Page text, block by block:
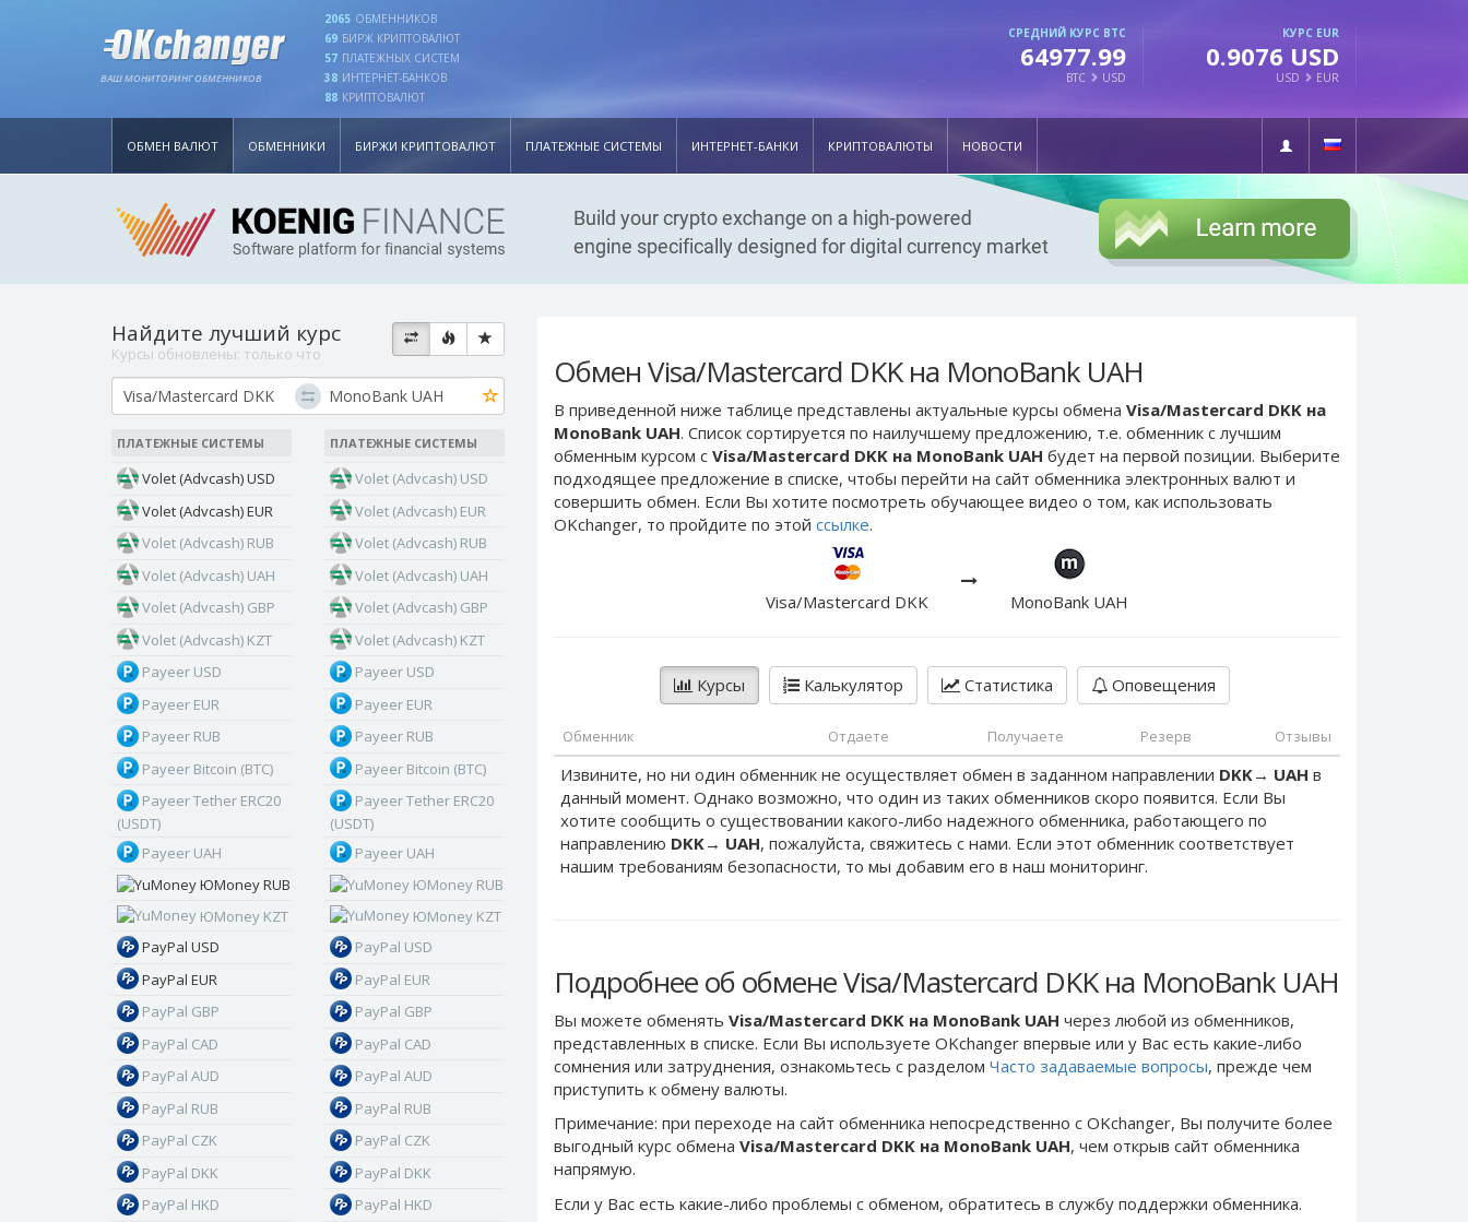
ВАШ МОНИТОРИНГ ОБМЕННИКОВ
2065 ОБМЕННИКОВ
69 БИРЖ КРИПТОВАЛЮТ
57 ПЛАТЕЖНЫХ СИСТЕМ
38 ИНТЕРНЕТ-БАНКОВ
88 КРИПТОВАЛЮТ
СРЕДНИЙ КУРС BTC
64977.99
BTC USD
КУРС EUR
0.9076 USD
USD EUR
ОБМЕН ВАЛЮТ ОБМЕННИКИ БИРЖИ КРИПТОВАЛЮТ ПЛАТЕЖНЫЕ СИСТЕМЫ ИНТЕРНЕТ-БАНКИ КРИПТОВАЛЮТЫ НОВОСТИ
Обмен Visa/Mastercard DKK на MonoBank UAH
В приведенной ниже таблице представлены актуальные курсы обмена Visa/Mastercard DKK на
MonoBank UAH. Список сортируется по наилучшему предложению, т.е. обменник с лучшим
обменным курсом с Visa/Mastercard DKK на MonoBank UAH будет на первой позиции. Выберите
подходящее предложение в списке, чтобы перейти на сайт обменника электронных валют и
совершить обмен. Если Вы хотите посмотреть обучающее видео о том, как использовать
OKchanger, то пройдите по этой ссылке.
Visa/Mastercard DKK MonoBank UAH
Курсы Калькулятор Статистика Оповещения
Обменник Отдаете Получаете Резерв Отзывы
Извините, но ни один обменник не осуществляет обмен в заданном направлении DKK→ UAH в
данный момент. Однако возможно, что один из таких обменников скоро появится. Если Вы
хотите сообщить о существовании какого-либо надежного обменника, работающего по
направлению DKK→ UAH, пожалуйста, свяжитесь с нами. Если этот обменник соответствует
нашим требованиям безопасности, то мы добавим его в наш мониторинг.
Подробнее об обмене Visa/Mastercard DKK на MonoBank UAH
Вы можете обменять Visa/Mastercard DKK на MonoBank UAH через любой из обменников,
представленных в списке. Если Вы используете OKchanger впервые или у Вас есть какие-либо
сомнения или затруднения, ознакомьтесь с разделом Часто задаваемые вопросы, прежде чем
приступить к обмену валюты.
Примечание: при переходе на сайт обменника непосредственно c OKchanger, Вы получите более
выгодный курс обмена Visa/Mastercard DKK на MonoBank UAH, чем открыв сайт обменника
напрямую.
Если у Вас есть какие-либо проблемы с обменом, обратитесь в службу поддержки обменника.
Найдите лучший курс
Курсы обновлены: только что
ПЛАТЕЖНЫЕ СИСТЕМЫ
Volet (Advcash) USD
Volet (Advcash) EUR
Volet (Advcash) RUB
Volet (Advcash) UAH
Volet (Advcash) GBP
Volet (Advcash) KZT
Payeer USD
Payeer EUR
Payeer RUB
Payeer Bitcoin (BTC)
Payeer Tether ERC20
(USDT)
Payeer UAH
ЮMoney RUB
ЮMoney KZT
PayPal USD
PayPal EUR
PayPal GBP
PayPal CAD
PayPal AUD
PayPal RUB
PayPal CZK
PayPal DKK
PayPal HKD
ПЛАТЕЖНЫЕ СИСТЕМЫ
Volet (Advcash) USD
Volet (Advcash) EUR
Volet (Advcash) RUB
Volet (Advcash) UAH
Volet (Advcash) GBP
Volet (Advcash) KZT
Payeer USD
Payeer EUR
Payeer RUB
Payeer Bitcoin (BTC)
Payeer Tether ERC20
(USDT)
Payeer UAH
ЮMoney RUB
ЮMoney KZT
PayPal USD
PayPal EUR
PayPal GBP
PayPal CAD
PayPal AUD
PayPal RUB
PayPal CZK
PayPal DKK
PayPal HKD